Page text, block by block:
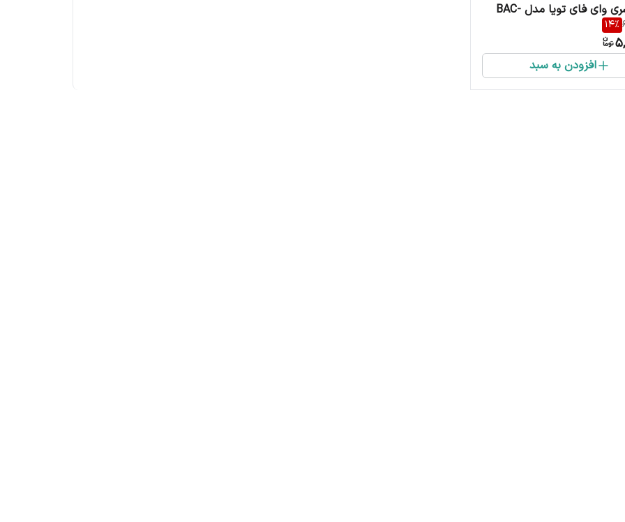
Tuya سری وای فای تویا مدل BAC-
14%
افزودن به سبد